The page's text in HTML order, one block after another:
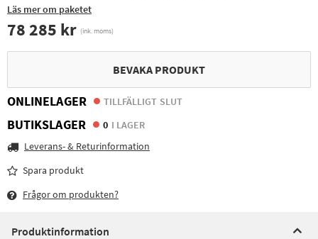
Läs mer om paketet
78 285 kr (ink. moms)
BEVAKA PRODUKT
ONLINELAGER TILLFÄLLIGT SLUT
BUTIKSLAGER 0 I LAGER
Leverans- & Returinformation
Spara produkt
Frågor om produkten?
Produktinformation